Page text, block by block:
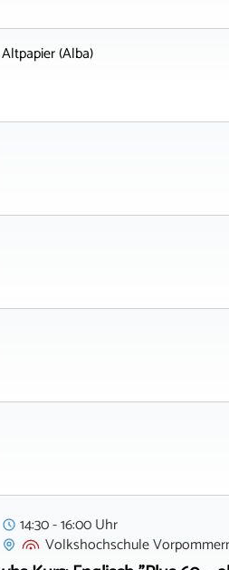
Altpapier (Alba)
14:30 - 16:00 Uhr
Volkshochschule